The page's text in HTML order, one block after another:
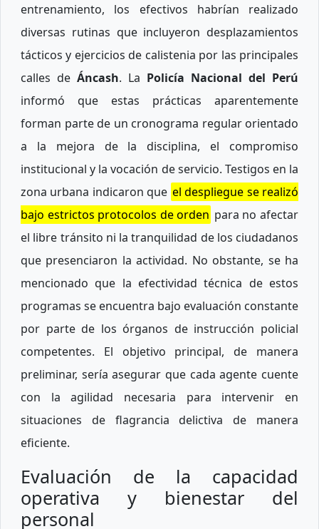
entrenamiento, los efectivos habrían realizado
diversas rutinas que incluyeron desplazamientos
tácticos y ejercicios de calistenia por las principales
calles de Áncash. La Policía Nacional del Perú
informó que estas prácticas aparentemente
forman parte de un cronograma regular orientado
a la mejora de la disciplina, el compromiso
institucional y la vocación de servicio. Testigos en la
zona urbana indicaron que el despliegue se realizó
bajo estrictos protocolos de orden para no afectar
el libre tránsito ni la tranquilidad de los ciudadanos
que presenciaron la actividad. No obstante, se ha
mencionado que la efectividad técnica de estos
programas se encuentra bajo evaluación constante
por parte de los órganos de instrucción policial
competentes. El objetivo principal, de manera
preliminar, sería asegurar que cada agente cuente
con la agilidad necesaria para intervenir en
situaciones de flagrancia delictiva de manera
eficiente.
Evaluación de la capacidad
operativa y bienestar del
personal